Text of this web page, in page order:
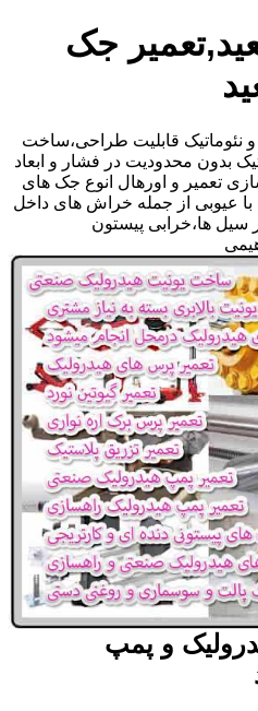
جک
و نئوماتیک قابلیت طراحی،ساخت
بدون محدودیت در فشار و ابعاد
تعمیر و اورهال انوع جک های
با عیوبی از جمله خراش های داخل
سیل ها،خرابی پیستون
و پمپ